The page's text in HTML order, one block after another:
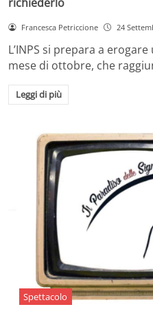
Francesca Petriccione 24
L’INPS si prepara a
mese di ottobre, che
Leggi di più
Spettacolo